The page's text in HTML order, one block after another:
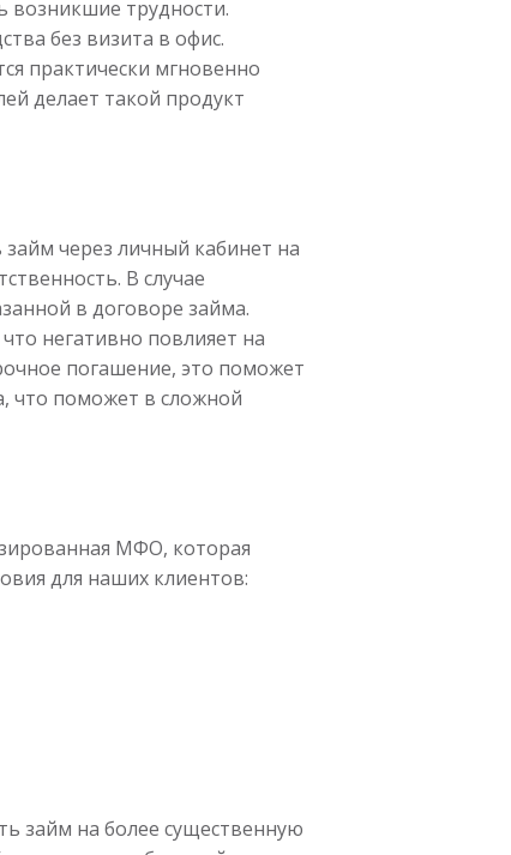
возникшие трудности.
без визита в офис.
практически мгновенно
делает такой продукт
через личный кабинет на
В случае
в договоре займа.
негативно повлияет на
погашение, это поможет
что поможет в сложной
МФО, которая
для наших клиентов:
займ на более существенную